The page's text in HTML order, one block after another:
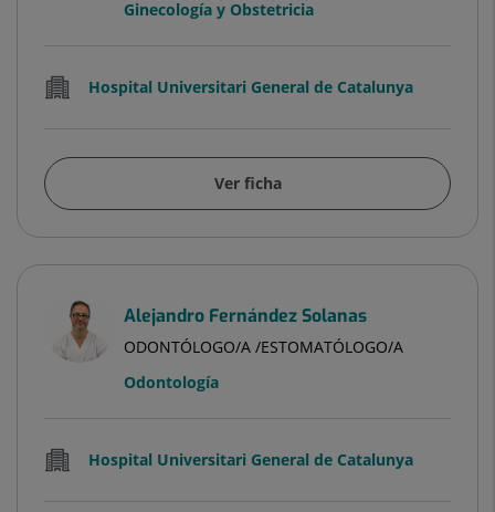
Ginecología y Obstetricia
Hospital Universitari General de Catalunya
Ver ficha
Alejandro Fernández Solanas
ODONTÓLOGO/A /ESTOMATÓLOGO/A
Odontología
Hospital Universitari General de Catalunya